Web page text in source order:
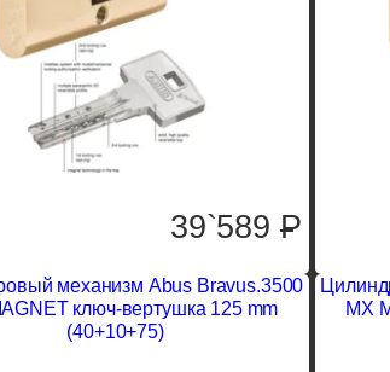
39`589 P
механизм Abus Bravus.3500
ключ-вертушка 125 mm
(40+10+75)
MX